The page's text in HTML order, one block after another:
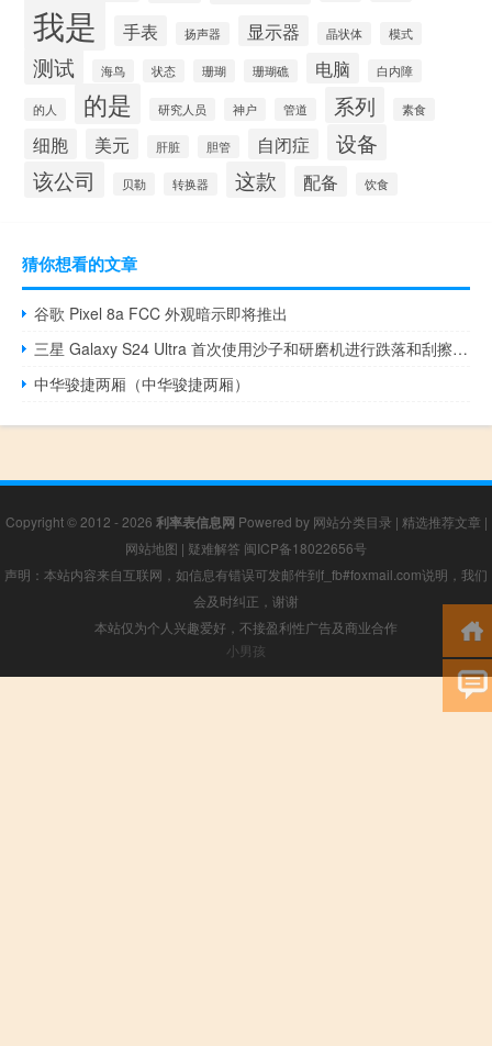
我是 手表 扬声器 显示器 晶状体 模式
测试 海鸟 状态 珊瑚 珊瑚礁 电脑 白内障
的人 的是 研究人员 神户 管道 系列 素食
细胞 美元 肝脏 胆管 自闭症
设备
该公司
贝勒 转换器 这款 配备 饮食
猜你想看的文章
谷歌 Pixel 8a FCC 外观暗示即将推出
三星 Galaxy S24 Ultra 首次使用沙子和研磨机进行跌落和刮擦耐久性测试
中华骏捷两厢（中华骏捷两厢）
Copyright © 2012 - 2026 利率表信息网 Powered by 网站分类目录 | 精选推荐文章 |
网站地图 | 疑难解答 闽ICP备18022656号
声明：本站内容来自互联网，如信息有错误可发邮件到f_fb#foxmail.com说明，我们
会及时纠正，谢谢
本站仅为个人兴趣爱好，不接盈利性广告及商业合作
小男孩